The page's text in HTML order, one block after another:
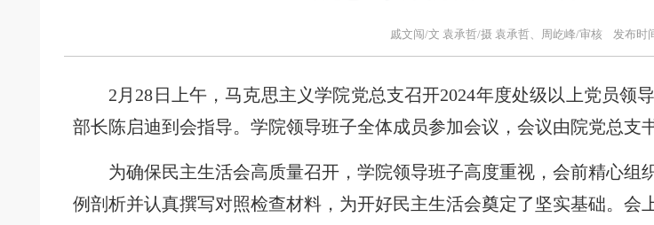
戚文闯/文 袁承哲/摄 袁承哲、周屹峰/审核 发布时
2月28日上午，马克思主义学院党总支召开2024年度处级以上党员领
部长陈启迪到会指导。学院领导班子全体成员参加会议，会议由院党总支
为确保民主生活会高质量召开，学院领导班子高度重视，会前精心
例剖析并认真撰写对照检查材料，为开好民主生活会奠定了坚实基础。